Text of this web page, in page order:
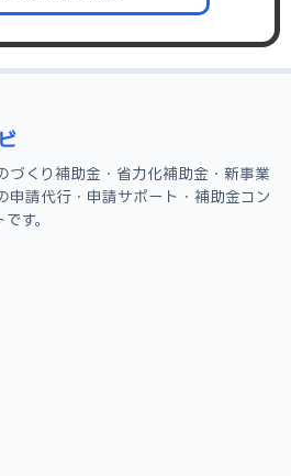
づくり補助金・省力化補助金・新事業
申請代行・申請サポート・補助金コン
す。